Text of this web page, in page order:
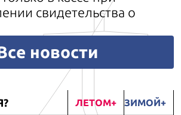
свидетельства о
новости
ЛЕТОМ ЗИМОЙ